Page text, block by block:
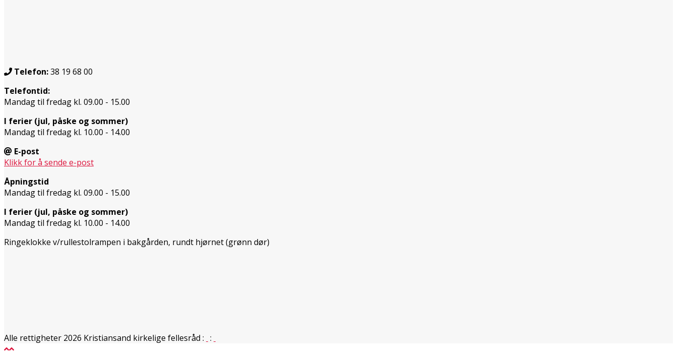
Telefon:38 19 68 00
Telefontid:
Mandag til fredag kl. 09.00 - 15.00
I ferier (jul, påske og sommer)
Mandag til fredag kl. 10.00 - 14.00
E-post
Klikk for å sende e-post
Åpningstid
Mandag til fredag kl. 09.00 - 15.00
I ferier (jul, påske og sommer)
Mandag til fredag kl. 10.00 - 14.00
Ringeklokke v/rullestolrampen i bakgården, rundt hjørnet (grønn dør)
Alle rettigheter 2026 Kristiansand kirkelige fellesråd : :